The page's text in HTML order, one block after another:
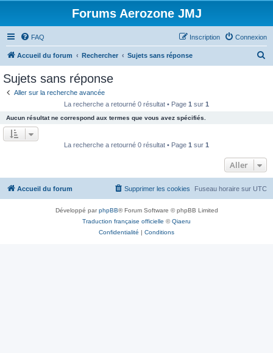
Forums Aerozone JMJ
FAQ Connexion
Inscription
Accueil du forum Rechercher Sujets sans réponse
e
Sujets sans réponse
Aller sur la recherche avancée
La recherche a retourné 0 résultat • Page 1 sur 1
Aucun résultat ne correspond aux termes que vous avez spécifiés.
La recherche a retourné 0 résultat • Page 1 sur 1
Aller
Accueil du forum Fuseau horaire sur UTC
Supprimer les cookies
Développé parphpBB® Forum Software © phpBB Limited
Traduction française officielle ©Qiaeru
Confidentialité | Conditions